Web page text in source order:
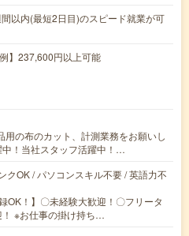
以内(最短2日目)のスピード就業が可
】237,600円以上可能
用の布のカット、計測業務をお願いし
中！当社スタッフ活躍中！…
クOK / パソコンスキル不要 / 英語力不
OK！】〇未経験大歓迎！〇フリータ
※お仕事の掛け持ち…